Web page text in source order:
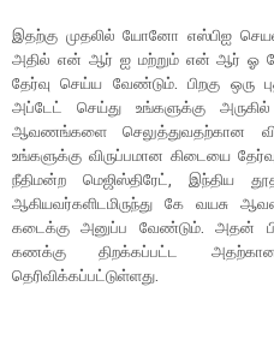
இதற்கு முதலில் யோனோ எஸ்பிஐ
அதில் என் ஆர் ஐ மற்றும் என் ஆர் ஓ
தேர்வு செய்ய வேண்டும். பிறகு ஒரு
அப்டேட் செய்து உங்களுக்கு
ஆவணங்களை செலுத்துவதற்கான
உங்களுக்கு விருப்பமான கிடையை
நீதிமன்ற மெஜிஸ்திரேட், இந்திய
ஆகியவர்களிடமிருந்து கே வயசு
கடைக்கு அனுப்ப வேண்டும். அதன்
கணக்கு திறக்கப்பட்ட
தெரிவிக்கப்பட்டுள்ளது.